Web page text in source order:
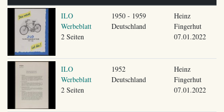
ILO
Werbeblatt
2 Seiten
1950 - 1959
Deutschland
Heinz
Fingerhut
07.01.2022
ILO
Werbeblatt
2 Seiten
1952
Deutschland
Heinz
Fingerhut
07.01.2022